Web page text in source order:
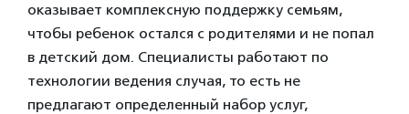
оказывает комплексную поддержку семьям,
чтобы ребенок остался с родителями и не попал
в детский дом. Специалисты работают по
технологии ведения случая, то есть не
предлагают определенный набор услуг,